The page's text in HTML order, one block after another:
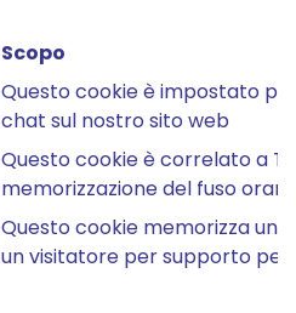
Scopo
Questo cookie è impostato
chat sul nostro sito web
Questo cookie è correlato a
memorizzazione del fuso
Questo cookie memorizza un
un visitatore per supporto